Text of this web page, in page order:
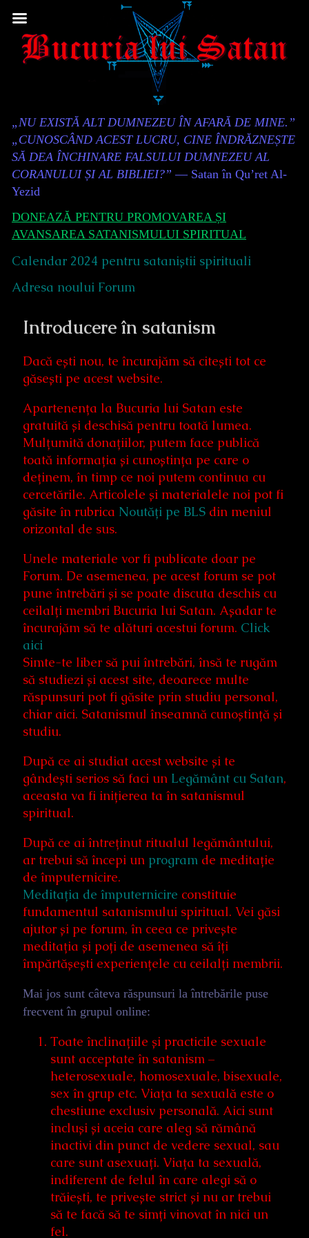
to
Content
Header
„NU EXISTĂ ALT DUMNEZEU ÎN AFARĂ DE MINE.”
„CUNOSCÂND ACEST LUCRU, CINE ÎNDRĂZNEȘTE
SĂ DEA ÎNCHINARE FALSULUI DUMNEZEU AL
CORANULUI ȘI AL BIBLIEI?” — Satan în Qu’ret Al-
Yezid
DONEAZĂ PENTRU PROMOVAREA ȘI
AVANSAREA SATANISMULUI SPIRITUAL
Calendar 2024 pentru sataniștii spirituali
Adresa noului Forum
Introducere în satanism
Dacă ești nou, te încurajăm să citești tot ce
găsești pe acest website.
Apartenența la Bucuria lui Satan este
gratuită și deschisă pentru toată lumea.
Mulțumită donațiilor, putem face publică
toată informația și cunoștința pe care o
deținem, în timp ce noi putem continua cu
cercetările. Articolele și materialele noi pot fi
găsite în rubrica Noutăți pe BLS din meniul
orizontal de sus.
Unele materiale vor fi publicate doar pe
Forum. De asemenea, pe acest forum se pot
pune întrebări și se poate discuta deschis cu
ceilalți membri Bucuria lui Satan. Așadar te
încurajăm să te alături acestui forum. Click
aici
Simte-te liber să pui întrebări, însă te rugăm
să studiezi și acest site, deoarece multe
răspunsuri pot fi găsite prin studiu personal,
chiar aici. Satanismul înseamnă cunoștință și
studiu.
După ce ai studiat acest website și te
gândești serios să faci un Legământ cu Satan,
aceasta va fi inițierea ta în satanismul
spiritual.
După ce ai întreținut ritualul legământului,
ar trebui să începi un program de meditație
de împuternicire.
Meditația de împuternicire constituie
fundamentul satanismului spiritual. Vei găsi
ajutor și pe forum, în ceea ce privește
meditația și poți de asemenea să îți
împărtășești experiențele cu ceilalți membrii.
Mai jos sunt câteva răspunsuri la întrebările puse
frecvent în grupul online:
Toate înclinațiile și practicile sexuale
sunt acceptate în satanism –
heterosexuale, homosexuale, bisexuale,
sex în grup etc. Viața ta sexuală este o
chestiune exclusiv personală. Aici sunt
incluși și aceia care aleg să rămână
inactivi din punct de vedere sexual, sau
care sunt asexuați. Viața ta sexuală,
indiferent de felul în care alegi să o
trăiești, te privește strict și nu ar trebui
să te facă să te simți vinovat în nici un
fel.